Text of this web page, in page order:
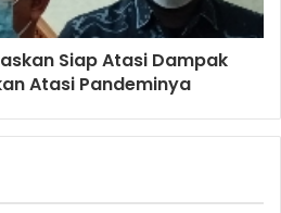
Siap Atasi Dampak
Atasi Pandeminya